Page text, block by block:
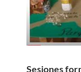
Sesiones